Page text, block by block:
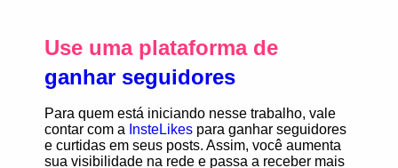
Use uma plataforma de
ganhar seguidores
Para quem está iniciando nesse trabalho, vale
contar com a InsteLikes para ganhar seguidores
e curtidas em seus posts. Assim, você aumenta
sua visibilidade na rede e passa a receber mais